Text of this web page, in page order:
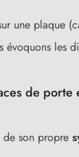
une plaque
les
de
de son propre